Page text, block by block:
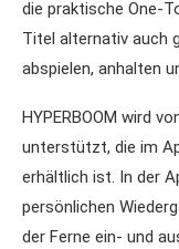
die praktische One-
Titel alternativ auch
abspielen, anhalten
HYPERBOOM wird
unterstützt, die im
erhältlich ist. In der
persönlichen
der Ferne ein- und